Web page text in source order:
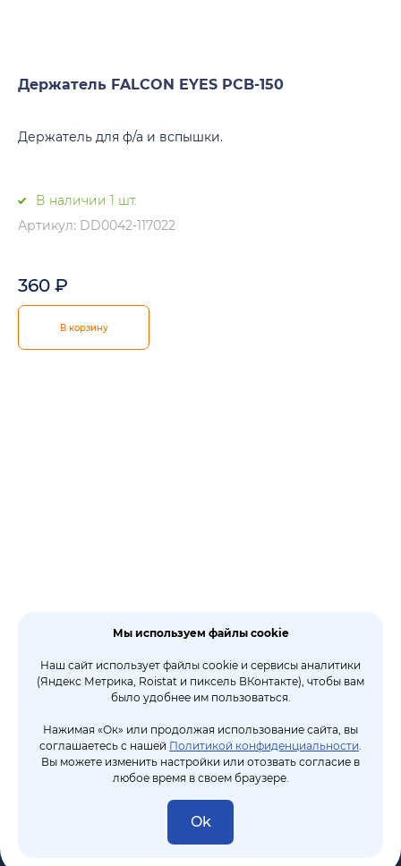
Держатель FALCON EYES PCB-150
Держатель для ф/а и вспышки.
В наличии 1 шт.
Артикул: DD0042-117022
360 ₽
В корзину
Мы используем файлы cookie
Наш сайт использует файлы cookie и сервисы аналитики
(Яндекс Метрика, Roistat и пиксель ВКонтакте), чтобы вам
было удобнее им пользоваться.
Нажимая «Ок» или продолжая использование сайта, вы
соглашаетесь с нашей Политикой конфиденциальности.
Вы можете изменить настройки или отозвать согласие в
любое время в своем браузере.
Ok